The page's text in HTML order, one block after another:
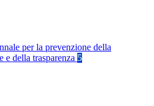
per la prevenzione della
e della trasparenza 5